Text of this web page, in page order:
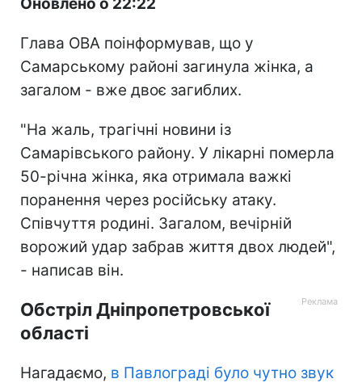
Глава ОВА поінформував, що у
Самарському районі загинула жінка, а
загалом - вже двоє загиблих.
"На жаль, трагічні новини із
Самарівського району. У лікарні померла
50-річна жінка, яка отримала важкі
поранення через російську атаку.
Співчуття родині. Загалом, вечірній
ворожий удар забрав життя двох людей",
- написав він.
Обстріл Дніпропетровської
області
Нагадаємо, в Павлограді було чутно звук